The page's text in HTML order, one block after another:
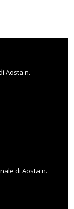
Aosta n.
di Aosta n.